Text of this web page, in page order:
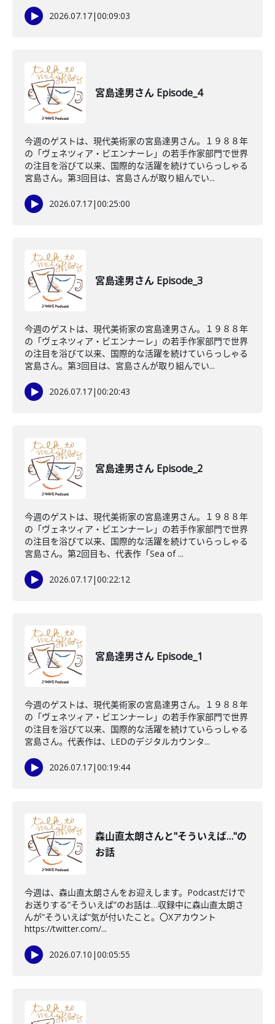
2026.07.17|00:09:03
宮島達男さん Episode_4
今週のゲストは、現代美術家の宮島達男さん。１９８８年
の「ヴェネツィア・ビエンナーレ」の若手作家部門で世界
の注目を浴びて以来、国際的な活躍を続けていらっしゃる
宮島さん。第3回目は、宮島さんが取り組んでい...
2026.07.17|00:25:00
宮島達男さん Episode_3
今週のゲストは、現代美術家の宮島達男さん。１９８８年
の「ヴェネツィア・ビエンナーレ」の若手作家部門で世界
の注目を浴びて以来、国際的な活躍を続けていらっしゃる
宮島さん。第3回目は、宮島さんが取り組んでい...
2026.07.17|00:20:43
宮島達男さん Episode_2
今週のゲストは、現代美術家の宮島達男さん。１９８８年
の「ヴェネツィア・ビエンナーレ」の若手作家部門で世界
の注目を浴びて以来、国際的な活躍を続けていらっしゃる
宮島さん。第2回目も、代表作「Sea of ...
2026.07.17|00:22:12
宮島達男さん Episode_1
今週のゲストは、現代美術家の宮島達男さん。１９８８年
の「ヴェネツィア・ビエンナーレ」の若手作家部門で世界
の注目を浴びて以来、国際的な活躍を続けていらっしゃる
宮島さん。代表作は、LEDのデジタルカウンタ...
2026.07.17|00:19:44
森山直太朗さんと"そういえば…"の
お話
今週は、森山直太朗さんをお迎えします。Podcastだけで
お送りする”そういえば”のお話は…収録中に森山直太朗さ
んが”そういえば”気が付いたこと。〇Xアカウント
https://twitter.com/...
2026.07.10 |00:05:55